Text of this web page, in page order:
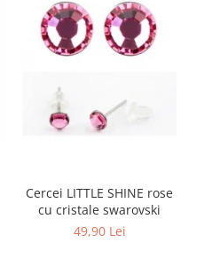
Cercei LITTLE SHINE rose
cu cristale swarovski
49,90 Lei